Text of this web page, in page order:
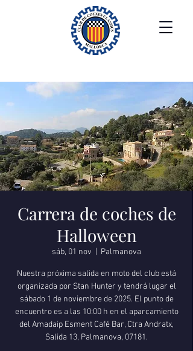
Carrera de coches de
Halloween
sáb, 01 nov Palmanova
Nuestra próxima salida en moto del club está
organizada por Stan Hunter y tendrá lugar el
sábado 1 de noviembre de 2025. El punto de
encuentro es a las 10:00 h en el aparcamiento
del Amadaip Esment Café Bar, Ctra Andratx,
Salida 13, Palmanova, 07181.